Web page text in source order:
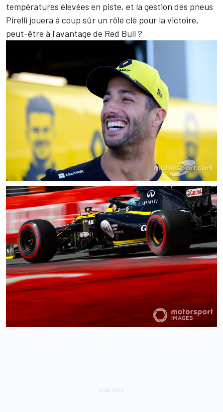
températures élevées en piste, et la gestion des pneus
Pirelli jouera à coup sûr un rôle clé pour la victoire,
peut-être à l'avantage de Red Bull ?